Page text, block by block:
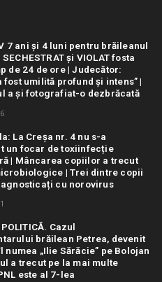
7 ani și 4 luni pentru brăileanul
și VIOLAT fosta
de 24 de ore | Judecător:
fost umilită profund și intens” |
a și fotografiat-o dezbrăcată
La Creșa nr. 4 nu s-a
un focar de toxiinfecție
| Mâncarea copiilor a trecut
| Trei dintre copii
cu norovirus
POLITICĂ. Cazul
brăilean Petrea, devenit
numea „Ilie Sărăcie” pe Bolojan
a trecut pe la mai multe
este al 7-lea